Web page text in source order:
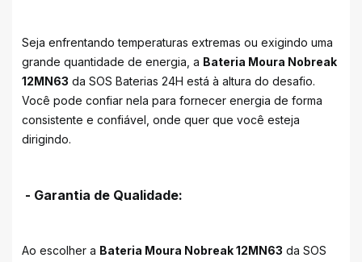
Seja enfrentando temperaturas extremas ou exigindo uma
grande quantidade de energia, a Bateria Moura Nobreak
12MN63 da SOS Baterias 24H está à altura do desafio.
Você pode confiar nela para fornecer energia de forma
consistente e confiável, onde quer que você esteja
dirigindo.
- Garantia de Qualidade:
Ao escolher a Bateria Moura Nobreak 12MN63 da SOS